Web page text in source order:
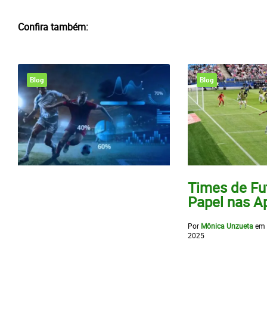
Confira também:
Blog Blog
Times de
Papel nas
Por Mônica Unzuetaem
2025